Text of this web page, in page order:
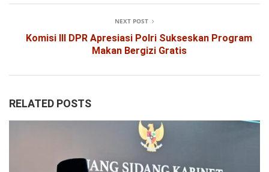
NEXT POST
Komisi III DPR Apresiasi Polri Sukseskan Program
Makan Bergizi Gratis
RELATED POSTS